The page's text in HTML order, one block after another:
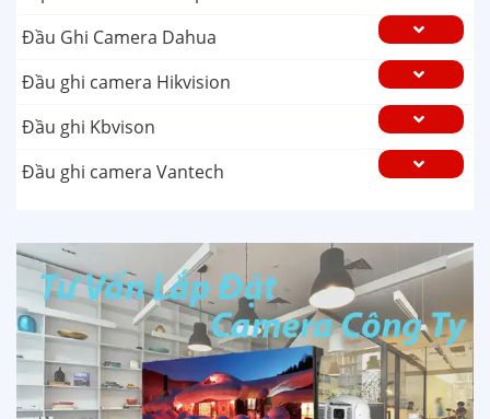
Đầu Ghi Camera Dahua
Đầu ghi camera Hikvision
Đầu ghi Kbvison
Đầu ghi camera Vantech